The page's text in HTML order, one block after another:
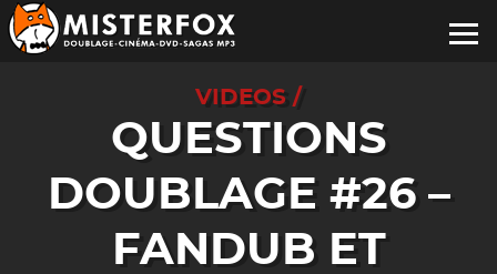
VIDEOS /
QUESTIONS
DOUBLAGE #26 –
FANDUB ET